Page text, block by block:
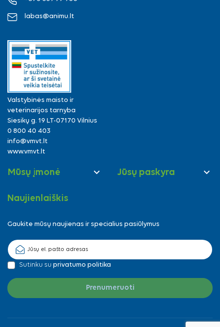
labas@animu.lt
Valstybinės maisto ir
veterinarijos tarnyba
Siesikų g. 19 LT-07170 Vilnius
0 800 40 403
info@vmvt.lt
www.vmvt.lt
Mūsų įmonė  Jūsų paskyra 
Naujienlaiškis
Gaukite mūsų naujienas ir specialius pasiūlymus
Sutinku su privatumo politika